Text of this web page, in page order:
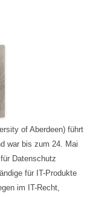
of Aberdeen) führt
war bis zum 24. Mai
Datenschutz
für IT-Produkte
im IT-Recht,